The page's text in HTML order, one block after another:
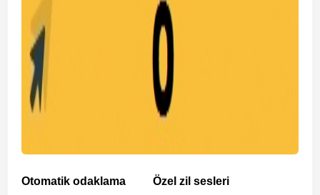
Otomatik odaklama
Özel zil sesleri